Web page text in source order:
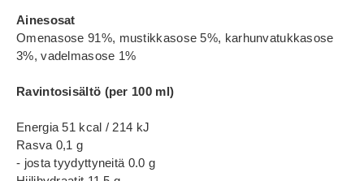
Ainesosat
Omenasose 91%, mustikkasose 5%, karhunvatukkasose
3%, vadelmasose 1%
Ravintosisältö (per 100 ml)
Energia 51 kcal / 214 kJ
Rasva 0,1 g
- josta tyydyttyneitä 0.0 g